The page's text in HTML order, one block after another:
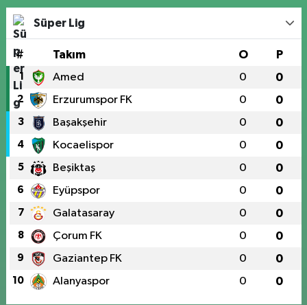
Süper Lig
# Takım O P
1 Amed 0 0
2 Erzurumspor FK 0 0
3 Başakşehir 0 0
4 Kocaelispor 0 0
5 Beşiktaş 0 0
6 Eyüpspor 0 0
7 Galatasaray 0 0
8 Çorum FK 0 0
9 Gaziantep FK 0 0
10 Alanyaspor 0 0